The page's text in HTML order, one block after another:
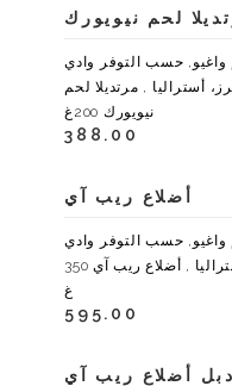
لحم نيويورك
واغيو, حسب التوفر وادي
أستراليا , مرتديلا لحم
نيويورك 200غ
388.00
أضلاع ريب آي
واغيو, حسب التوفر وادي
رينجرز، أستراليا , أضلاع ريب آي 350
غ
595.00
دبل أضلاع ريب آي